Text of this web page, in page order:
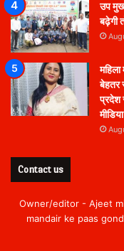
उप
बढ़ेगी
बेहतर
प्रदेश
Contact us
Owner/editor - Ajeet
mandair ke paas